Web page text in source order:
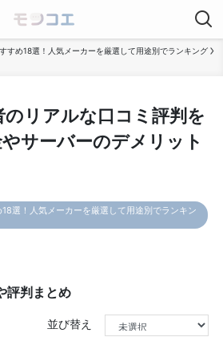
すめ18選！人気メーカーを厳選して用途別でランキング
リアルな口コミ評判を
サーバーのデメリット
選！人気メーカーを厳選して用途別でランキン
評判まとめ
並び替え